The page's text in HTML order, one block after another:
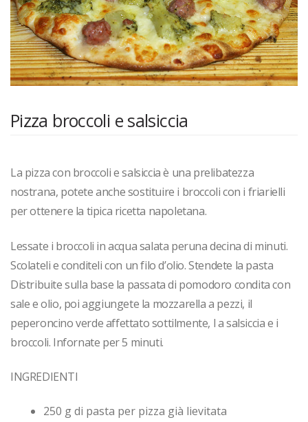
Pizza broccoli e salsiccia
La pizza con broccoli e salsiccia è una prelibatezza
nostrana, potete anche sostituire i broccoli con i friarielli
per ottenere la tipica ricetta napoletana.
Lessate i broccoli in acqua salata peruna decina di minuti.
Scolateli e conditeli con un filo d’olio. Stendete la pasta
Distribuite sulla base la passata di pomodoro condita con
sale e olio, poi aggiungete la mozzarella a pezzi, il
peperoncino verde affettato sottilmente, l a salsiccia e i
broccoli. Infornate per 5 minuti.
INGREDIENTI
250 g di pasta per pizza già lievitata